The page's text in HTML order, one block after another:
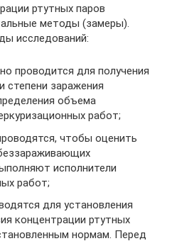
ртутных паров
методы (замеры).
исследований:
проводится для получения
степени заражения
объема
работ;
чтобы оценить
исполнители
работ;
для установления
концентрации ртутных
нормам. Перед